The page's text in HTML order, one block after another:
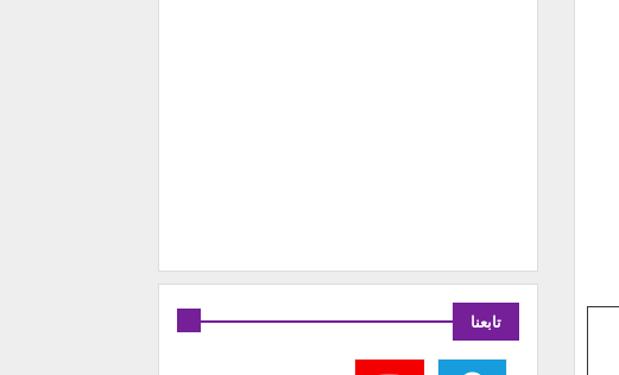
تابعنا